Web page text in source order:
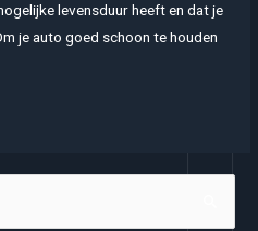
levensduur heeft en dat je
je auto goed schoon te houden